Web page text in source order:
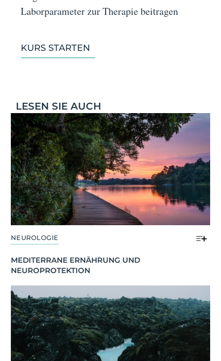
Laborparameter zur Therapie beitragen
KURS STARTEN
LESEN SIE AUCH
NEUROLOGIE
MEDITERRANE ERNÄHRUNG UND
NEUROPROTEKTION